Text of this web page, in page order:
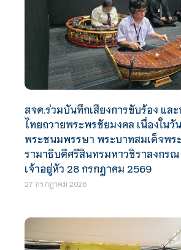
สจด.ร่วมบันทึกเสียงการขับร้อง แล
ไทยถวายพระพรชัยมงคล เนื่องในวั
พระชนมพรรษา พระบาทสมเด็จพร
รามาธิบดีศรีสินทรมหาวชิราลงกรณ
เจ้าอยู่หัว 28 กรกฎาคม 2569
27 กรกฎาคม 2026